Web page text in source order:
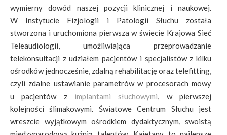
wymierny dowód naszej pozycji klinicznej i naukowej.
W Instytucie Fizjologii i Patologii Słuchu została
stworzona i uruchomiona pierwsza w świecie Krajowa Sieć
Teleaudiologii, umożliwiająca przeprowadzanie
telekonsultacji z udziałem pacjentów i specjalistów z kilku
ośrodków jednocześnie, zdalną rehabilitację oraz telefitting,
czyli zdalne ustawianie parametrów w procesorach mowy
u pacjentów z implantami słuchowymi, w pierwszej
kolejności ślimakowymi. Światowe Centrum Słuchu jest
wreszcie wyjątkowym ośrodkiem dydaktycznym, swoistą